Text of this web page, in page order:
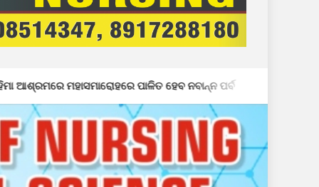
ପାଳିତ ହେବ ନବାନ୍ନ ପର୍ବ ବିପଦ ସାଜିଛି ହାତୀଶାଲ